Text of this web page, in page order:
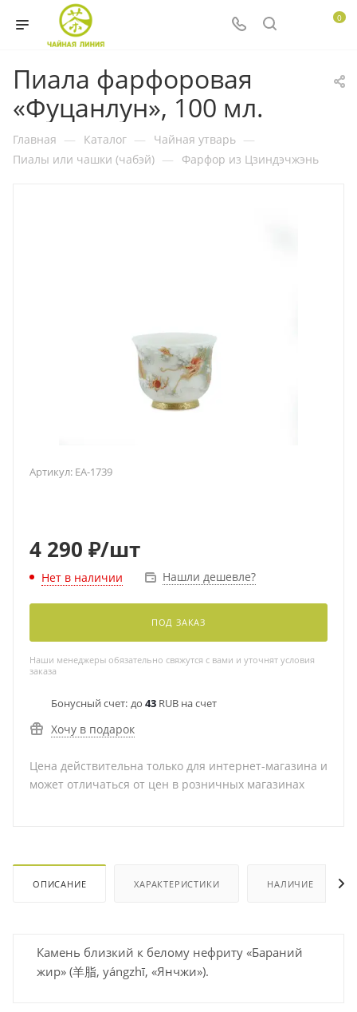
0
Пиала фарфоровая
«Фуцанлун», 100 мл.
Главная — Каталог — Чайная утварь —
Пиалы или чашки (чабэй) — Фарфор из Цзиндэчжэнь
Артикул: EA-1739
4 290 ₽/шт
Нет в наличии Нашли дешевле?
ПОД ЗАКАЗ
Наши менеджеры обязательно свяжутся с вами и уточнят условия
заказа
Бонусный счет: до 43 RUB на счет
Хочу в подарок
Цена действительна только для интернет-магазина и
может отличаться от цен в розничных магазинах
ОПИСАНИЕ ХАРАКТЕРИСТИКИ НАЛИЧИЕ
Камень близкий к белому нефриту «Бараний
жир» (羊脂, yángzhī, «Янчжи»).